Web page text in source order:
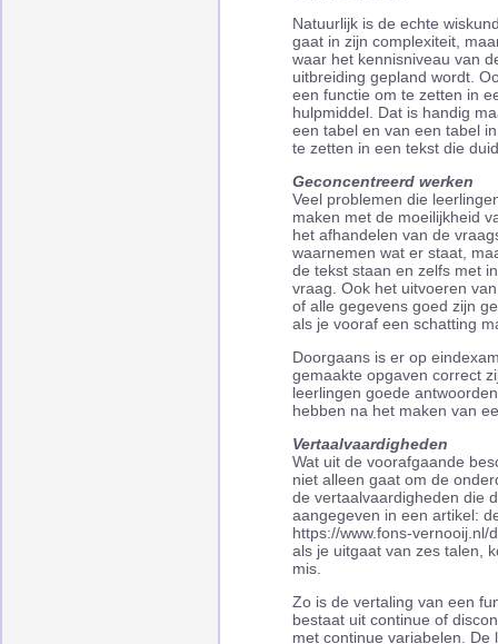
Natuurlijk is de echte
gaat in zijn complexiteit,
waar het kennisniveau van
uitbreiding gepland wordt.
een functie om te zetten in
hulpmiddel. Dat is handig
een tabel en van een tabel
te zetten in een tekst die
Geconcentreerd werken
Veel problemen die
maken met de moeilijkheid
het afhandelen van de
waarnemen wat er staat,
de tekst staan en zelfs met
vraag. Ook het uitvoeren
of alle gegevens goed zijn
als je vooraf een schatting
Doorgaans is er op
gemaakte opgaven correct
leerlingen goede
hebben na het maken van
Vertaalvaardigheden
Wat uit de voorafgaande
niet alleen gaat om de
de vertaalvaardigheden die
aangegeven in een artikel:
https://www.fons-vernooij.nl/
als je uitgaat van zes talen,
mis.
Zo is de vertaling van een
bestaat uit continue of
met continue variabelen.